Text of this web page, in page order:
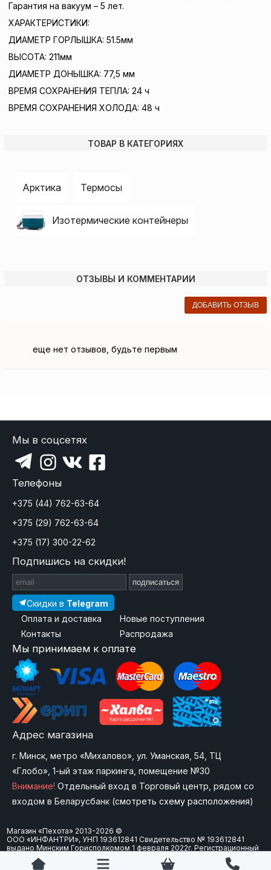
Гарантия на вакуум – 5 лет.
ХАРАКТЕРИСТИКИ:
ДИАМЕТР ГОРЛЫШКА: 51.5мм
ВЫСОТА: 211мм
ДИАМЕТР ДОНЫШКА: 77,5 мм
ВРЕМЯ СОХРАНЕНИЯ ТЕПЛА: 24 ч
ВРЕМЯ СОХРАНЕНИЯ ХОЛОДА: 48 ч
ТОВАР В КАТЕГОРИЯХ
Арктика Термосы
Изотермические контейнеры
ОТЗЫВЫ И КОММЕНТАРИИ
ДОБАВИТЬ ОТЗЫВ
еще нет отзывов, будьте первым
Мы в соцсетях
Телефоны
+375 (44) 762-63-64
+375 (29) 762-63-64
+375 (17) 300-22-62
Подпишись на скидки!
подписаться
Скидки в Telegram
Оплата и доставка
Контакты
Новые поступления
Распродажа
Мы принимаем к оплате
Адрес магазина
г. Минск, метро «Михалово», ул. Уманская, 54, ТЦ
«Глобо», 1-ый этаж паркинга, помещение №30
Внимание! Отдельный вход в Торговый центр, рядом со
входом в Беларусбанк (смотреть схему расположения)
Магазин «Пехота» 2013-2026 ©
ООО «ИНФАНТРИ», УНП 193612841 Свидетельство № 193612841
выдано Минским Горисполкомом 1 февраля 2022г. Регистрационный
номер в Торговом реестре Республики Беларусь: 573747 от 15
февраля 2024 г. Юр. адрес: 220092 г.Минск, ул. Болеслава Берута, д.